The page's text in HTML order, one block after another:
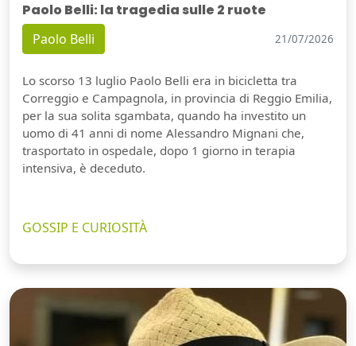
Paolo Belli: la tragedia sulle 2 ruote
Paolo Belli 21/07/2026
Lo scorso 13 luglio Paolo Belli era in bicicletta tra
Correggio e Campagnola, in provincia di Reggio Emilia,
per la sua solita sgambata, quando ha investito un
uomo di 41 anni di nome Alessandro Mignani che,
trasportato in ospedale, dopo 1 giorno in terapia
intensiva, è deceduto.
GOSSIP E CURIOSITÀ